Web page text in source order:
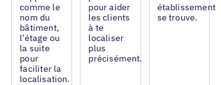
comme le
nom du
bâtiment,
l’étage ou
la suite
pour
faciliter la
localisation.
pour aider
les clients
à te
localiser
plus
précisément.
établissement
se trouve.